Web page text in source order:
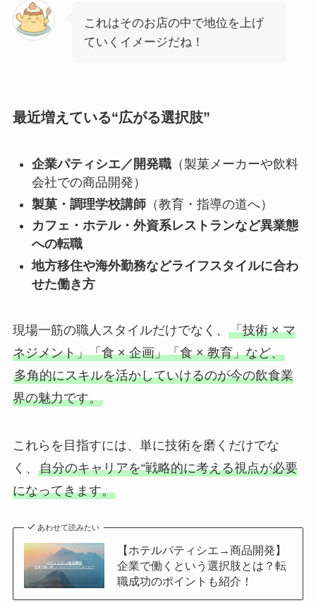
これはそのお店の中で地位を上げ
ていくイメージだね！
最近増えている“広がる選択肢”
企業パティシエ／開発職（製菓メーカーや飲料
会社での商品開発）
製菓・調理学校講師（教育・指導の道へ）
カフェ・ホテル・外資系レストランなど異業態
への転職
地方移住や海外勤務などライフスタイルに合わ
せた働き方
現場一筋の職人スタイルだけでなく、 「技術 × マ
ネジメント」「食 × 企画」「食 × 教育」など、
多角的にスキルを活かしていけるのが今の飲食業
界の魅力です。
これらを目指すには、単に技術を磨くだけでな
く、 自分のキャリアを“戦略的に考える視点が必要
になってきます。
あわせて読みたい
【ホテルパティシエ→商品開発】
企業で働くという選択肢とは？転
職成功のポイントも紹介！